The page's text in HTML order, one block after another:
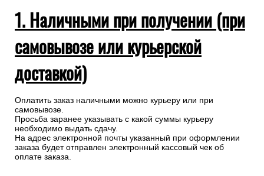
1. Наличными при получении (при
самовывозе или курьерской
доставкой)
Оплатить заказ наличными можно курьеру или при
самовывозе.
Просьба заранее указывать с какой суммы курьеру
необходимо выдать сдачу.
На адрес электронной почты указанный при оформлении
заказа будет отправлен электронный кассовый чек об
оплате заказа.